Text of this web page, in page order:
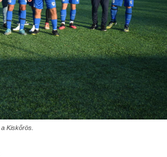
Kiskőrös.